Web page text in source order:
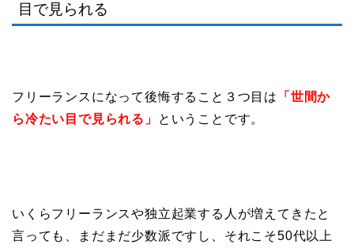
目で見られる
フリーランスになって後悔すること３つ目は
「世間か
ら冷たい目で見られる」
ということです。
いくらフリーランスや独立起業する人が増えてきたと
言っても、まだまだ少数派ですし、それこそ50代以上